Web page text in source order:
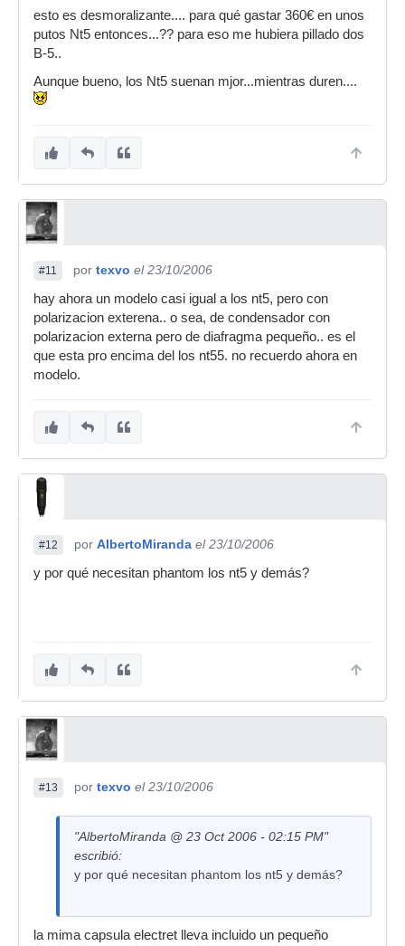
esto es desmoralizante.... para qué gastar 360€ en unos
putos Nt5 entonces...?? para eso me hubiera pillado dos
B-5..
Aunque bueno, los Nt5 suenan mjor...mientras duren....
#11 por texvo el 23/10/2006
hay ahora un modelo casi igual a los nt5, pero con
polarizacion exterena.. o sea, de condensador con
polarizacion externa pero de diafragma pequeño.. es el
que esta pro encima del los nt55. no recuerdo ahora en
modelo.
#12 por AlbertoMiranda el 23/10/2006
y por qué necesitan phantom los nt5 y demás?
#13 por texvo el 23/10/2006
"AlbertoMiranda @ 23 Oct 2006 - 02:15 PM"
escribió:
y por qué necesitan phantom los nt5 y demás?
la mima capsula electret lleva incluido un pequeño